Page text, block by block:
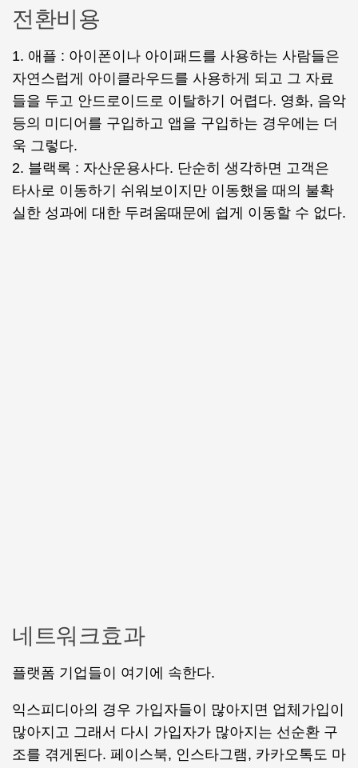
전환비용
1. 애플 : 아이폰이나 아이패드를 사용하는 사람들은
자연스럽게 아이클라우드를 사용하게 되고 그 자료
들을 두고 안드로이드로 이탈하기 어렵다. 영화, 음악
등의 미디어를 구입하고 앱을 구입하는 경우에는 더
욱 그렇다.
2. 블랙록 : 자산운용사다. 단순히 생각하면 고객은
타사로 이동하기 쉬워보이지만 이동했을 때의 불확
실한 성과에 대한 두려움때문에 쉽게 이동할 수 없다.
네트워크효과
플랫폼 기업들이 여기에 속한다.
익스피디아의 경우 가입자들이 많아지면 업체가입이
많아지고 그래서 다시 가입자가 많아지는 선순환 구
조를 겪게된다. 페이스북, 인스타그램, 카카오톡도 마